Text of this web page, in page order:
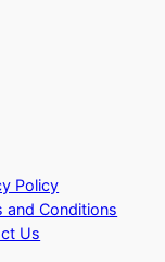
Policy
and Conditions
Us